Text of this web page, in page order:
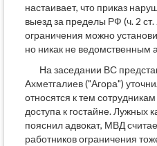
настаивает, что приказ
выезд за пределы РФ (ч. 2 ст.
ограничения можно
но никак не ведомственным
На заседании ВС
Ахметгалиев ("Агора")
относятся к тем
доступа к гостайне. Лужных
пояснил адвокат, МВД
работников ограничения